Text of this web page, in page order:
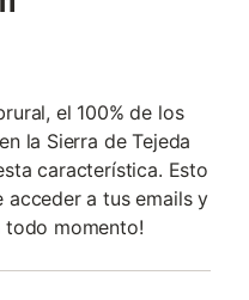
el 100% de los
la Sierra de Tejeda
característica. Esto
acceder a tus emails y
todo momento!